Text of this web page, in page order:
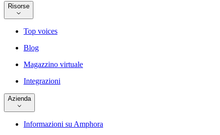
Risorse
Top voices
Blog
Magazzino virtuale
Integrazioni
Azienda
Informazioni su Amphora